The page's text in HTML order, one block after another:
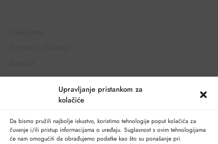
Upravljanje pristankom za
kolačiće
Da bismo pružili najbolje iskustvo, koristimo tehnologije poput kolačića za
čuvanje i/ili pristup informacijama o uređaju. Suglasnost s ovim tehnologijama
će nam omogućiti da obrađujemo podatke kao što su ponašanje pri
Uvjeti korištenja i prodaje
Zaštita privatnosti
Korisnički račun
Moj račun
Narudžbe